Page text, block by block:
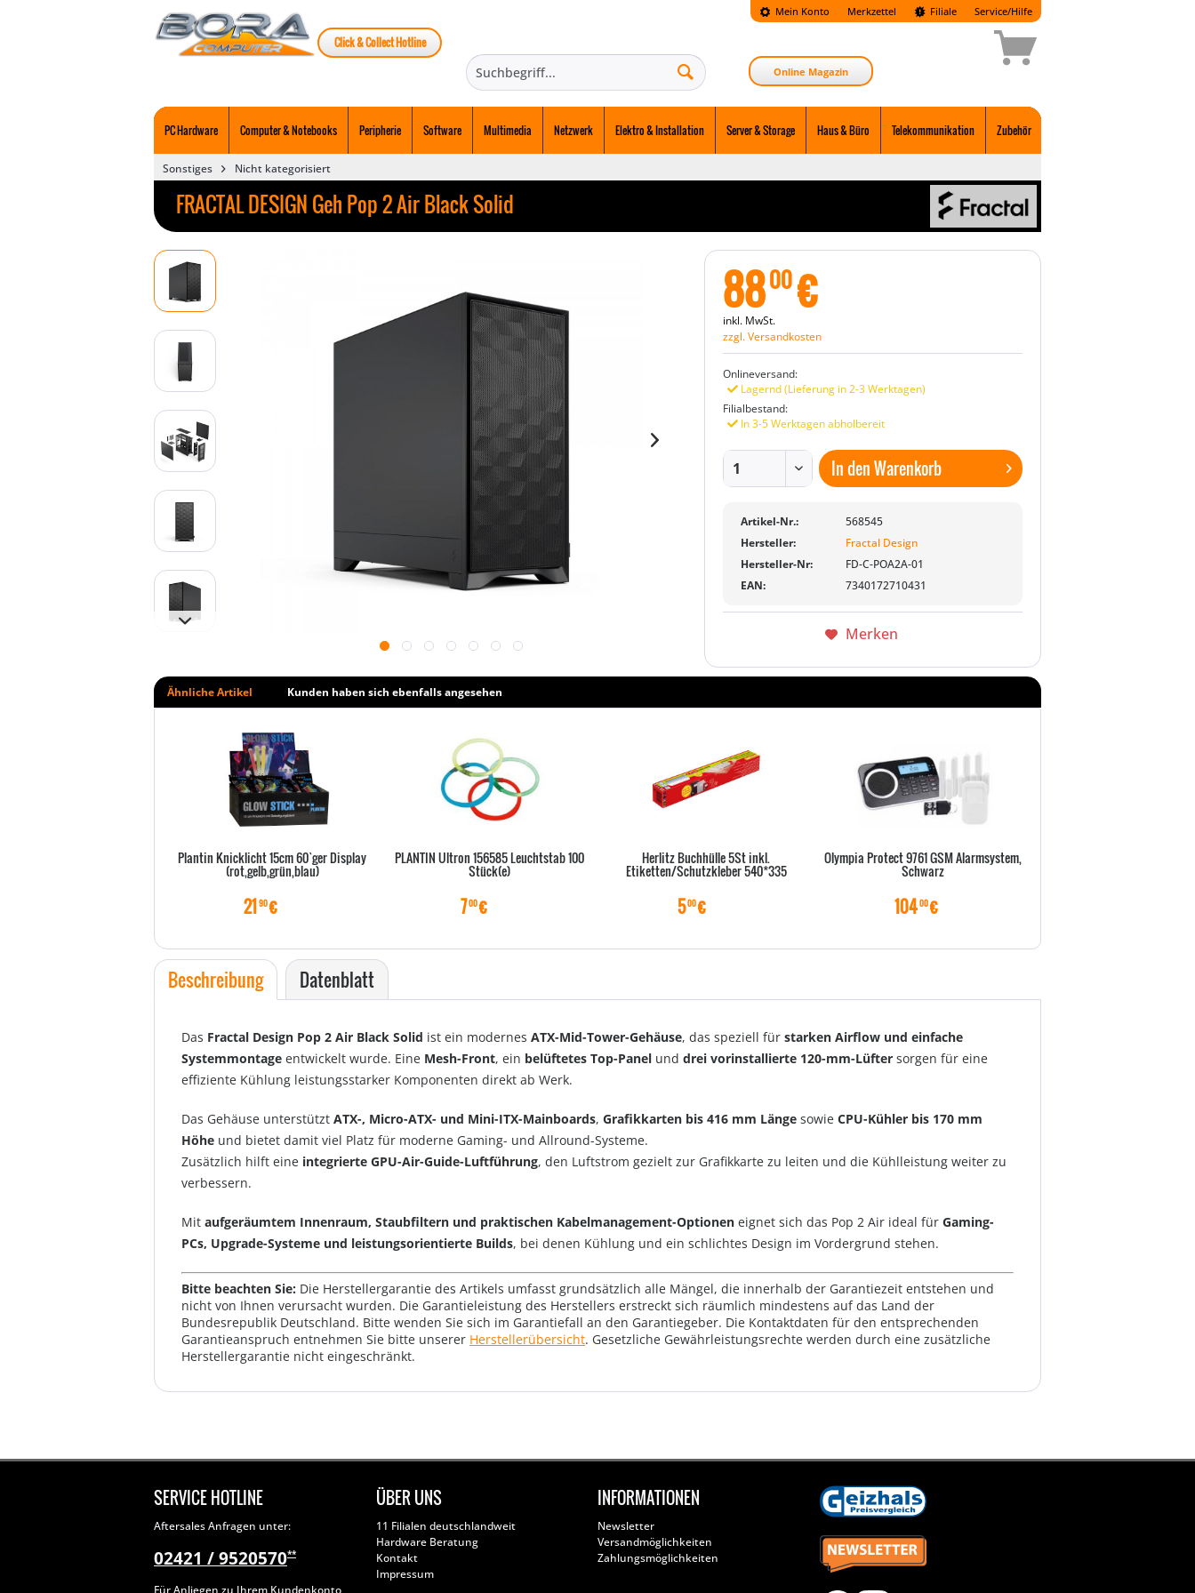
Mein Konto Merkzettel
Click & Collect Hotline
Filiale Service/Hilfe
Online Magazin
PC Hardware Computer & Notebooks Peripherie Software Multimedia Netzwerk Elektro & Installation Server & Storage Haus & Büro Telekommunikation Zubehör
Sonstiges Nicht kategorisiert
FRACTAL DESIGN Geh Pop 2 Air Black Solid
8800€
inkl. MwSt.
zzgl. Versandkosten
Onlineversand:
Lagernd (Lieferung in 2-3 Werktagen)
Filialbestand:
In 3-5 Werktagen abholbereit
In denWarenkorb
Artikel-Nr.:
568545
Hersteller:
Fractal Design
Hersteller-Nr:
FD-C-POA2A-01
EAN:
7340172710431
Merken
Ähnliche Artikel Kunden haben sich ebenfalls angesehen
Plantin Knicklicht 15cm 60`ger Display
(rot,gelb,grün,blau)
21 90€
PLANTIN Ultron 156585 Leuchtstab 100
Stück(e)
700€
Herlitz Buchhülle 5St inkl.
Etiketten/Schutzkleber 540*335
500€
Olympia Protect 9761 GSM Alarmsystem,
Schwarz
10400€
Beschreibung Datenblatt
Das Fractal Design Pop 2 Air Black Solid ist ein modernes ATX-Mid-Tower-Gehäuse, das speziell für starken Airflow und einfache
Systemmontage entwickelt wurde. Eine Mesh-Front, ein belüftetes Top-Panel und drei vorinstallierte 120-mm-Lüfter sorgen für eine
effiziente Kühlung leistungsstarker Komponenten direkt ab Werk.
Das Gehäuse unterstützt ATX-, Micro-ATX- und Mini-ITX-Mainboards, Grafikkarten bis 416 mm Länge sowie CPU-Kühler bis 170 mm
Höhe und bietet damit viel Platz für moderne Gaming- und Allround-Systeme.
Zusätzlich hilft eine integrierte GPU-Air-Guide-Luftführung, den Luftstrom gezielt zur Grafikkarte zu leiten und die Kühlleistung weiter zu
verbessern.
Mit aufgeräumtem Innenraum, Staubfiltern und praktischen Kabelmanagement-Optionen eignet sich das Pop 2 Air ideal für Gaming-
PCs, Upgrade-Systeme und leistungsorientierte Builds, bei denen Kühlung und ein schlichtes Design im Vordergrund stehen.
Bitte beachten Sie: Die Herstellergarantie des Artikels umfasst grundsätzlich alle Mängel, die innerhalb der Garantiezeit entstehen und
nicht von Ihnen verursacht wurden. Die Garantieleistung des Herstellers erstreckt sich räumlich mindestens auf das Land der
Bundesrepublik Deutschland. Bitte wenden Sie sich im Garantiefall an den Garantiegeber. Die Kontaktdaten für den entsprechenden
Garantieanspruch entnehmen Sie bitte unserer Herstellerübersicht. Gesetzliche Gewährleistungsrechte werden durch eine zusätzliche
Herstellergarantie nicht eingeschränkt.
SERVICE HOTLINE
Aftersales Anfragen unter:
02421 / 9520570**
Für Anliegen zu Ihrem Kundenkonto
ÜBER UNS
11 Filialen deutschlandweit
Hardware Beratung
Kontakt
Impressum
INFORMATIONEN
Newsletter
Versandmöglichkeiten
Zahlungsmöglichkeiten